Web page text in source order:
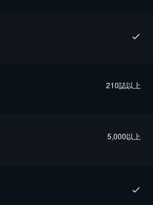
210誌以上
5,000以上